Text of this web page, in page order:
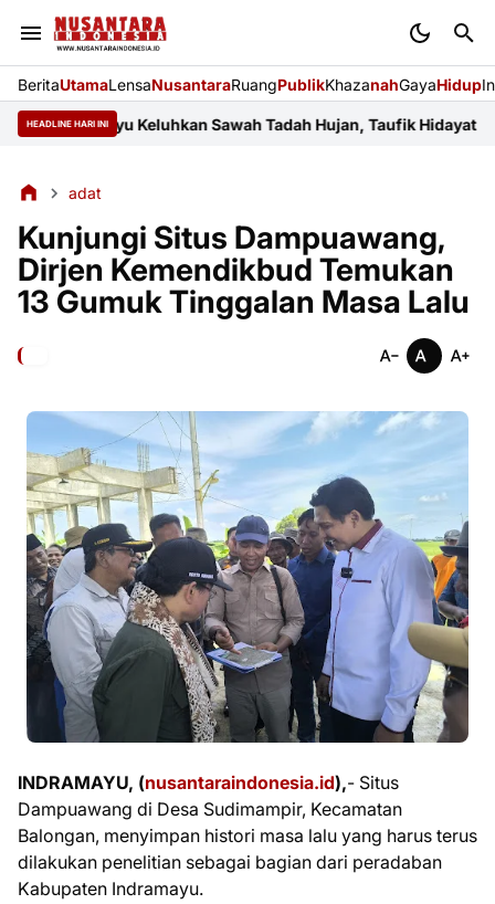
BeritaUtamaLensaNusantaraRuangPublikKhazanahGayaHidup
HEADLINE HARI INIKeluhkan Sawah Tadah Hujan, Taufik Hidayat Janji
adat
Kunjungi Situs Dampuawang,
Dirjen Kemendikbud Temukan
13 Gumuk Tinggalan Masa Lalu
INDRAMAYU, (nusantaraindonesia.id),- Situs
Dampuawang di Desa Sudimampir, Kecamatan
Balongan, menyimpan histori masa lalu yang harus terus
dilakukan penelitian sebagai bagian dari peradaban
Kabupaten Indramayu.